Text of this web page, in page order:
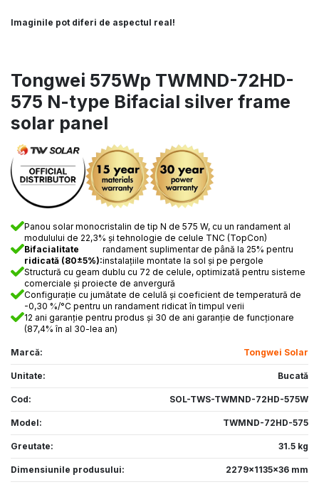
Imaginile pot diferi de aspectul real!
Tongwei 575Wp TWMND-72HD-
575 N-type Bifacial silver frame
solar panel
Panou solar monocristalin de tip N de 575 W, cu un randament al
modulului de 22,3% și tehnologie de celule TNC (TopCon)
Bifacialitate
ridicată (80±5%):
randament suplimentar de până la 25% pentru
instalațiile montate la sol și pe pergole
Structură cu geam dublu cu 72 de celule, optimizată pentru sisteme
comerciale și proiecte de anvergură
Configurație cu jumătate de celulă și coeficient de temperatură de
-0,30 %/°C pentru un randament ridicat în timpul verii
12 ani garanție pentru produs și 30 de ani garanție de funcționare
(87,4% în al 30-lea an)
Marcă: Tongwei Solar
Unitate: Bucată
Cod: SOL-TWS-TWMND-72HD-575W
Model: TWMND-72HD-575
Greutate: 31.5 kg
Dimensiunile produsului: 2279x1135x36 mm